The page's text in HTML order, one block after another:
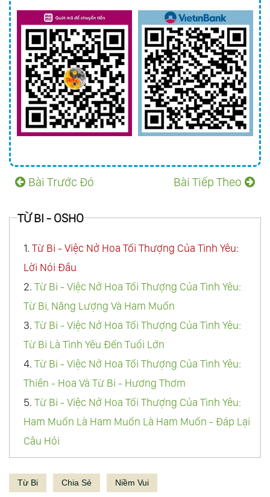
Bài Trước Đó Bài Tiếp Theo
TỪ BI - OSHO
1. Từ Bi - Việc Nở Hoa Tối Thượng Của Tình Yêu:
Lời Nói Đầu
2. Từ Bi - Việc Nở Hoa Tối Thượng Của Tình Yêu:
Từ Bi, Năng Lượng Và Ham Muốn
3. Từ Bi - Việc Nở Hoa Tối Thượng Của Tình Yêu:
Từ Bi Là Tình Yêu Đến Tuổi Lớn
4. Từ Bi - Việc Nở Hoa Tối Thượng Của Tình Yêu:
Thiền - Hoa Và Từ Bi - Hương Thơm
5. Từ Bi - Việc Nở Hoa Tối Thượng Của Tình Yêu:
Ham Muốn Là Ham Muốn Là Ham Muốn - Đáp Lại
Câu Hỏi
6.Từ Bi - Việc Nở Hoa Tối Thượng Của Tình Yêu:
Lốt Cừu - Từ Bi Không Phải Là Gì
Từ Bi Chia Sẻ Niềm Vui